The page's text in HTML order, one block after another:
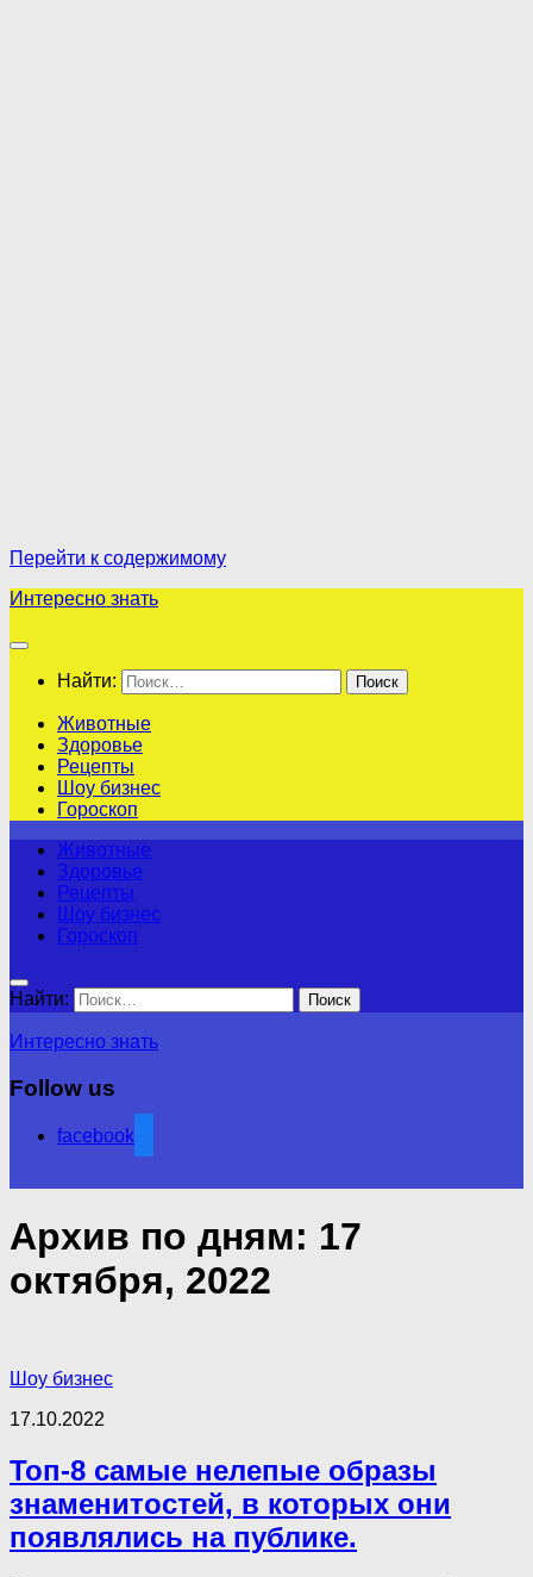
Перейти к содержимому
Интересно знать
Найти:
Животные
Здоровье
Рецепты
Шоу бизнес
Гороскоп
Животные
Здоровье
Рецепты
Шоу бизнес
Гороскоп
Найти:
Интересно знать
Follow us
facebook
Архив по дням: 17
октября, 2022
Шоу бизнес
17.10.2022
Топ-8 самые нелепые образы
знаменитостей, в которых они
появлялись на публике.